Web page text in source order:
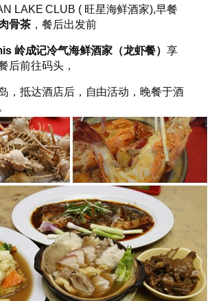
LAKE CLUB ( 旺星海鲜酒家),早餐
骨茶 ，餐后出发前
岭成记冷气海鲜酒家（龙虾餐）享
后前往码头，
，抵达酒店后，自由活动，晚餐于酒